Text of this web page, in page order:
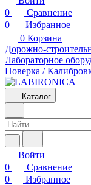
0
Сравнение
0
Избранное
0 Корзина
Дорожно-
Лабораторное
Поверка /
Каталог
Войти
0
Сравнение
0
Избранное